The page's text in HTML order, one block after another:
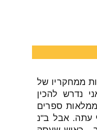
ממחקריו של
נדרש להכין
ספרים
עתה. אבל ב"נ